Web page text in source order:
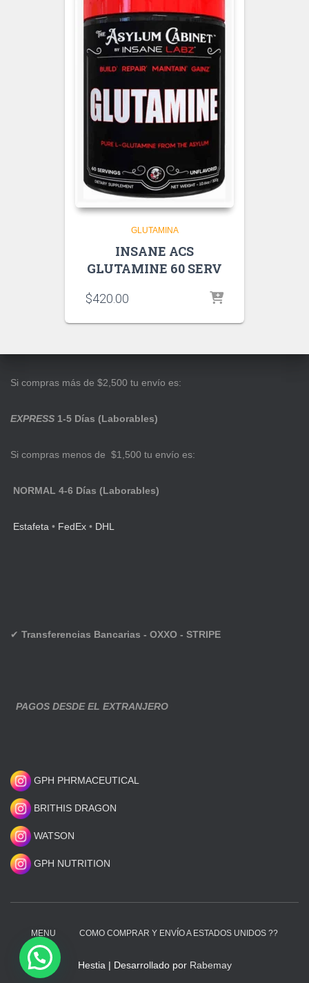
GLUTAMINA
INSANE ACS
GLUTAMINE 60 SERV
$420.00
Si compras más de $2,500 tu envío es:
EXPRESS 1-5 Días (Laborables)
Si compras menos de $1,500 tu envío es:
NORMAL 4-6 Días (Laborables)
Estafeta • FedEx • DHL
✔ Transferencias Bancarias - OXXO - STRIPE
PAGOS DESDE EL EXTRANJERO
GPH PHRMACEUTICAL
BRITHIS DRAGON
WATSON
GPH NUTRITION
MENU COMO COMPRAR Y ENVÍO A ESTADOS UNIDOS ??
Hestia | Desarrollado por Rabemay